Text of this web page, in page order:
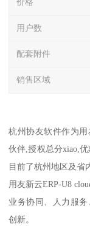
用户数
配套附件
销售区域
杭州协友软件作为
伙伴,授权总分xiao,
目前了杭州地区及省
用友新云ERP-U8
业务协同、人力服
创新。